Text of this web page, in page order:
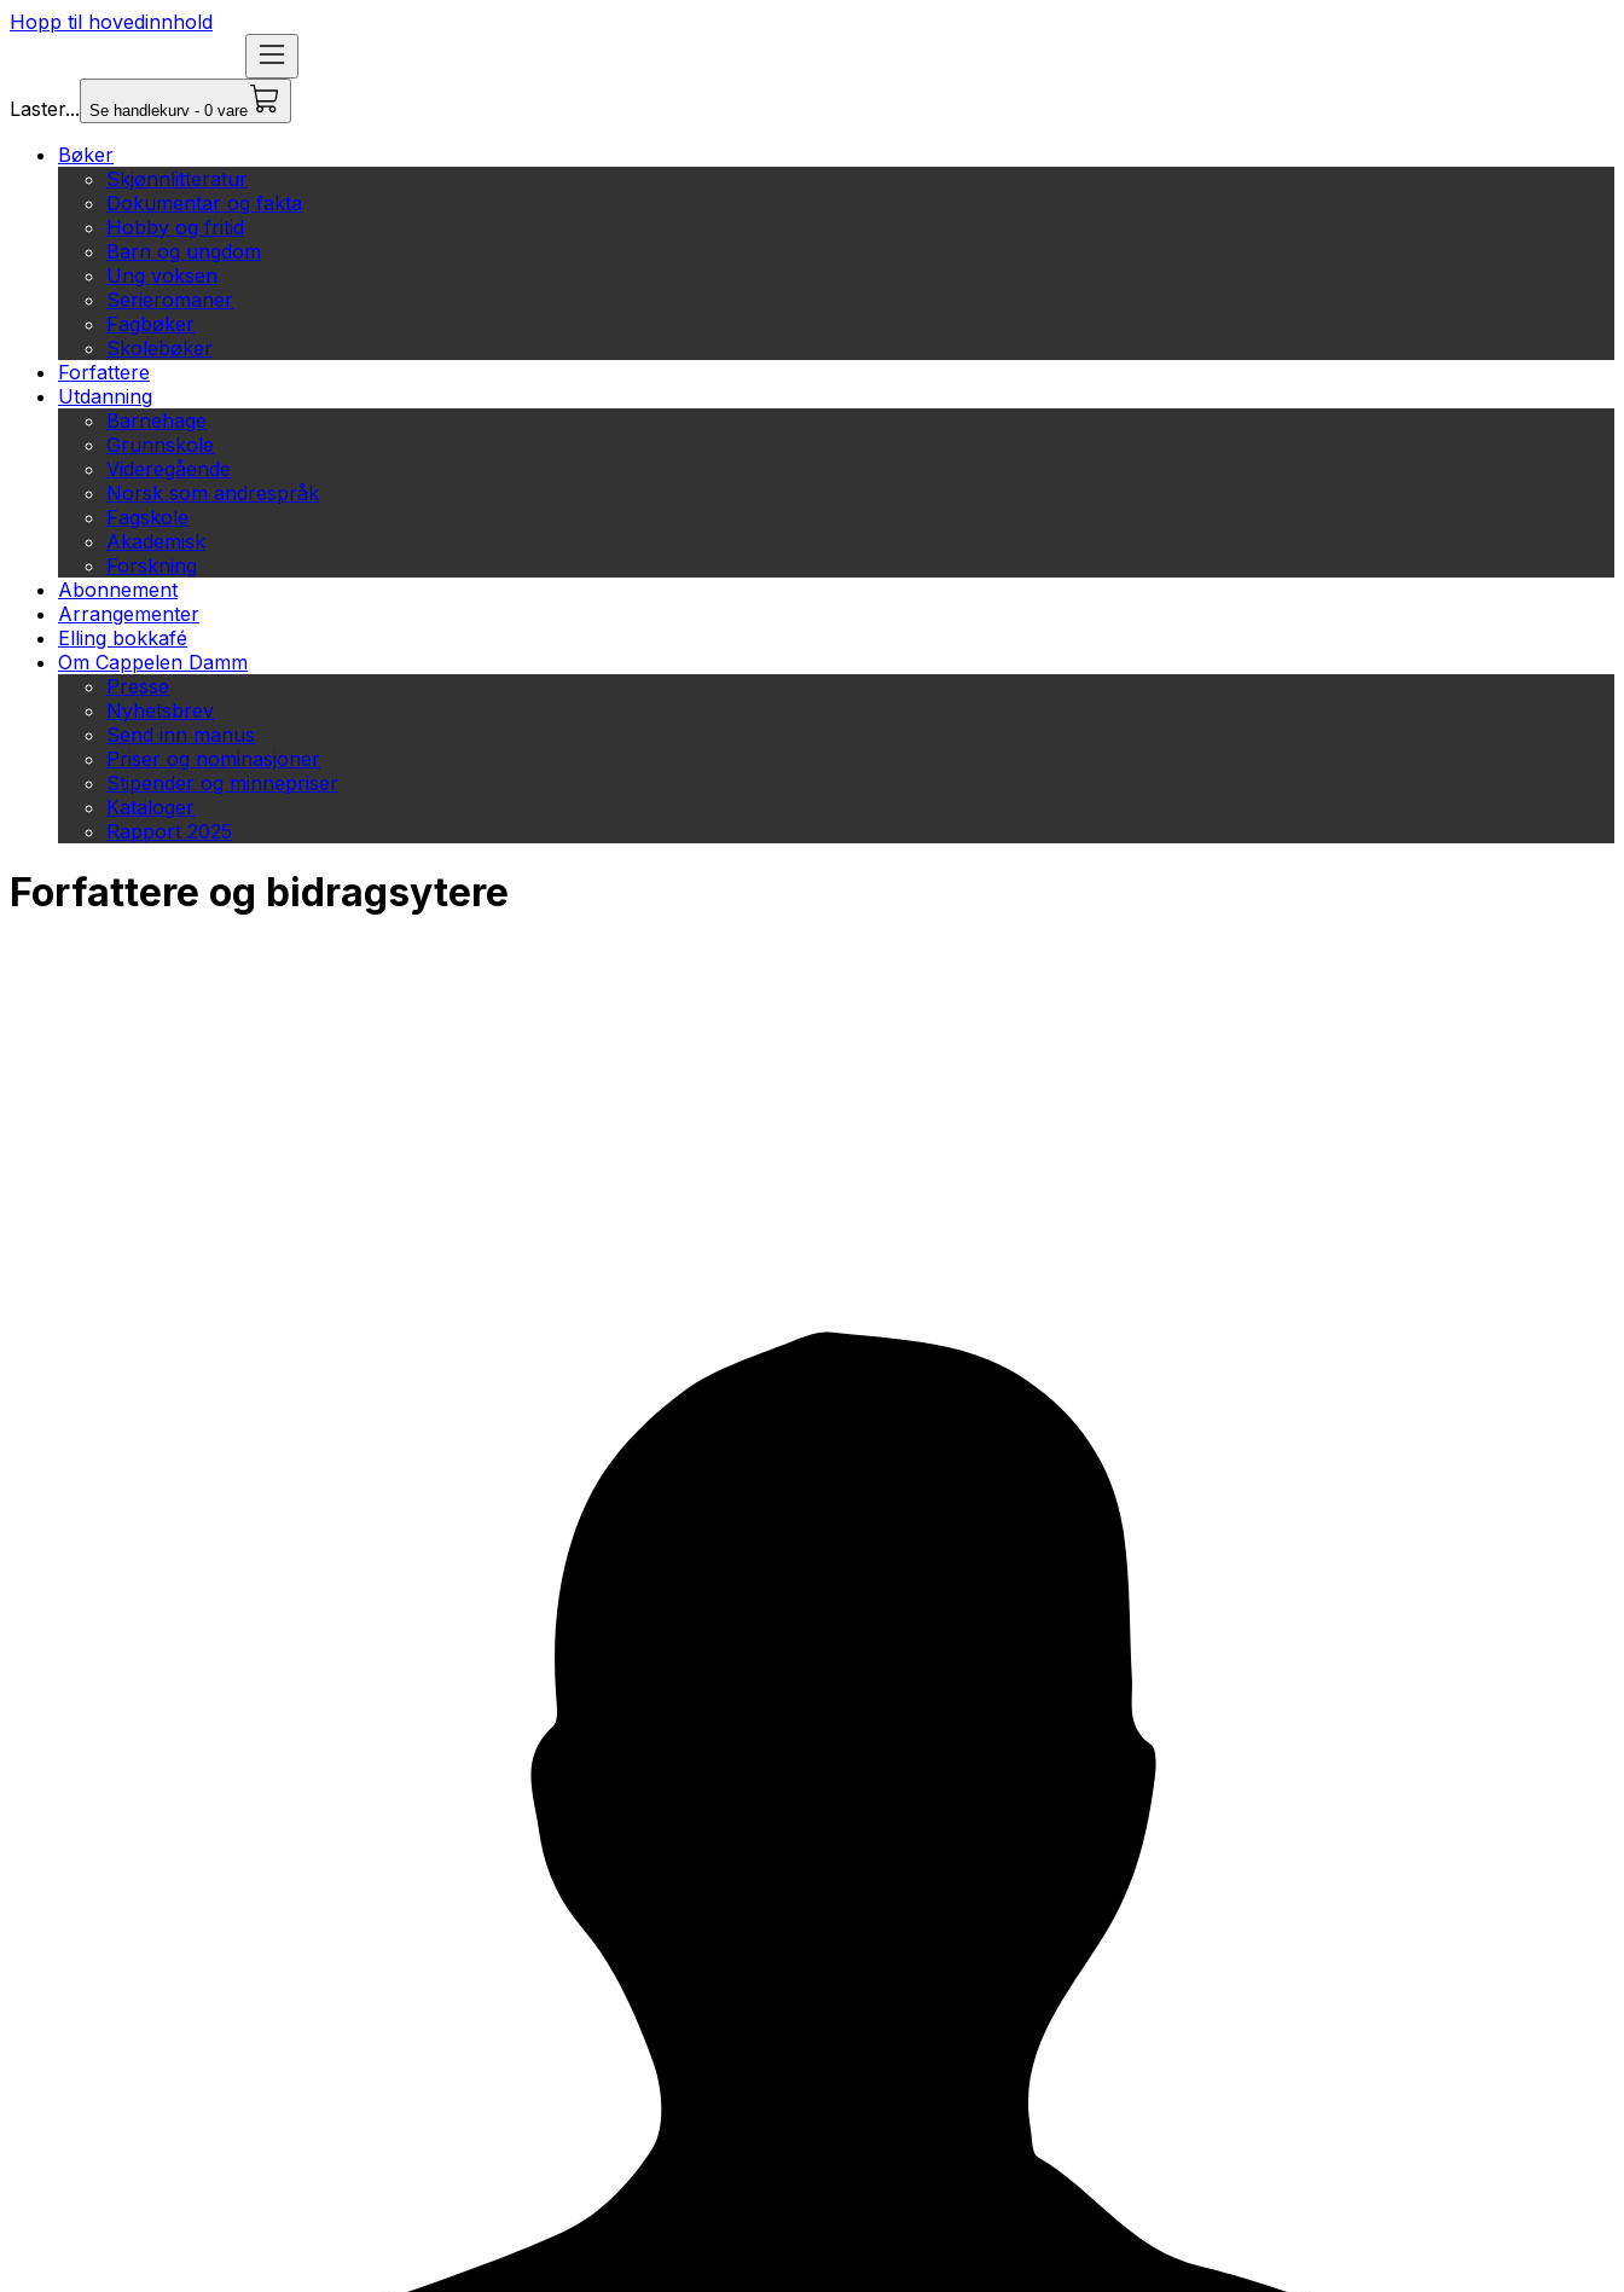
Hopp til hovedinnhold
Laster... Se handlekurv - 0 vare
Bøker
Skjønnlitteratur
Dokumentar og fakta
Hobby og fritid
Barn og ungdom
Ung voksen
Serieromaner
Fagbøker
Skolebøker
Forfattere
Utdanning
Barnehage
Grunnskole
Videregående
Norsk som andrespråk
Fagskole
Akademisk
Forskning
Abonnement
Arrangementer
Elling bokkafé
Om Cappelen Damm
Presse
Nyhetsbrev
Send inn manus
Priser og nominasjoner
Stipender og minnepriser
Kataloger
Rapport 2025
Forfattere og bidragsytere